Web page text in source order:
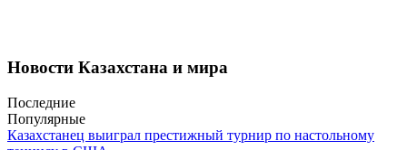
Новости Казахстана и мира
Последние
Популярные
Казахстанец выиграл престижный турнир по настольному